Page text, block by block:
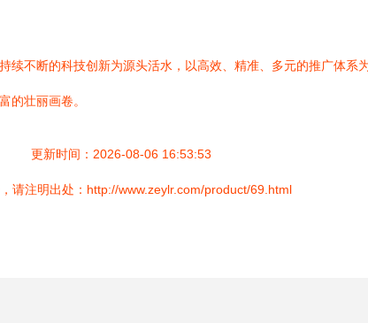
不断的科技创新为源头活水，以高效、精准、多元的推广体系
的壮丽画卷。
更新时间：2026-08-06 16:53:53
请注明出处：http://www.zeylr.com/product/69.html